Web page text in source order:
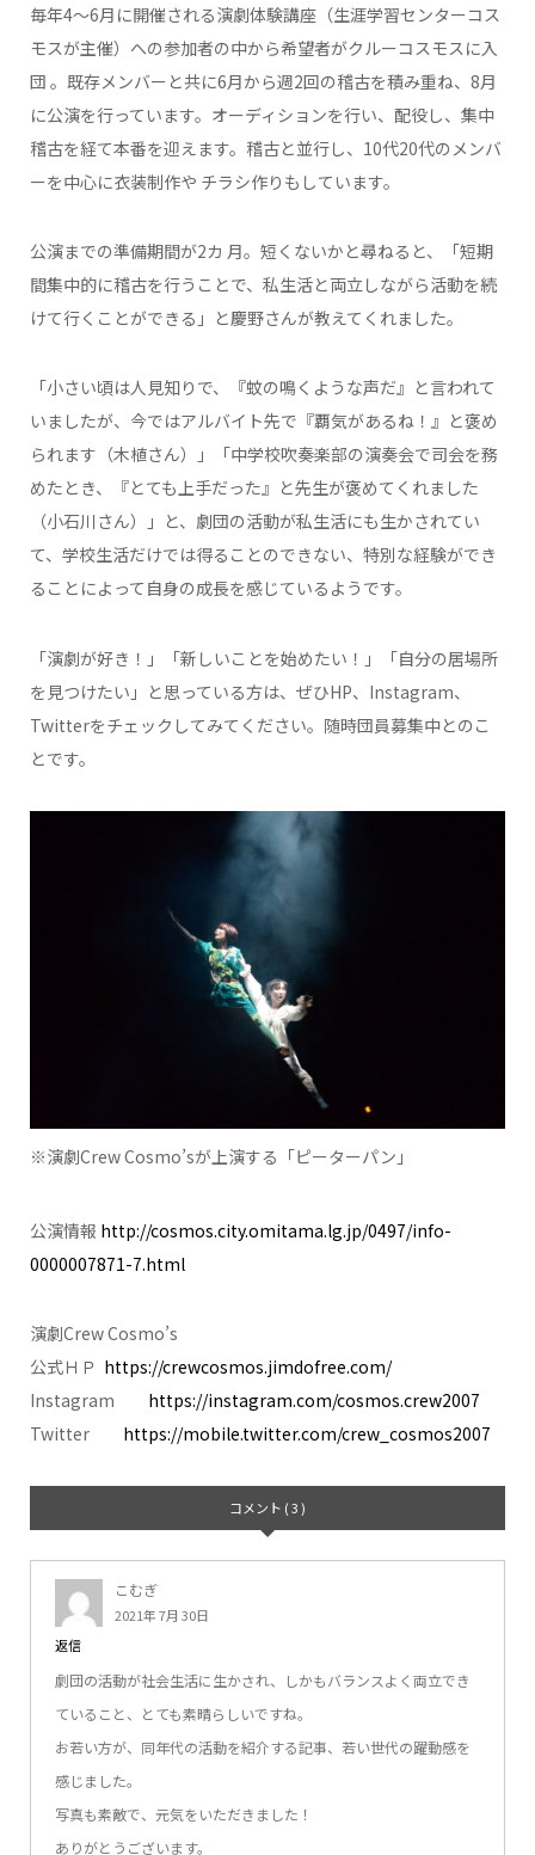
毎年4～6月に開催される演劇体験講座（生涯学習センターコス
モスが主催）への参加者の中から希望者がクルーコスモスに入
団 。既存メンバーと共に6月から週2回の稽古を積み重ね、8月
に公演を行っています。オーディションを行い、配役し、集中
稽古を経て本番を迎えます。稽古と並行し、10代20代のメンバ
ーを中心に衣装制作や チラシ作りもしています。
公演までの準備期間が2カ 月。短くないかと尋ねると、「短期
間集中的に稽古を行うことで、私生活と両立しながら活動を続
けて行くことができる」と慶野さんが教えてくれました。
「小さい頃は人見知りで、『蚊の鳴くような声だ』と言われて
いましたが、今ではアルバイト先で『覇気があるね！』と褒め
られます（木植さん）」「中学校吹奏楽部の演奏会で司会を務
めたとき、『とても上手だった』と先生が褒めてくれました
（小石川さん）」と、劇団の活動が私生活にも生かされてい
て、学校生活だけでは得ることのできない、特別な経験ができ
ることによって自身の成長を感じているようです。
「演劇が好き！」「新しいことを始めたい！」「自分の居場所
を見つけたい」と思っている方は、ぜひHP、Instagram、
Twitterをチェックしてみてください。随時団員募集中とのこ
とです。
※演劇Crew Cosmo’sが上演する「ピーターパン」
公演情報 http://cosmos.city.omitama.lg.jp/0497/info-
0000007871-7.html
演劇Crew Cosmo’s
公式ＨＰ https://crewcosmos.jimdofree.com/
Instagram https://instagram.com/cosmos.crew2007
Twitter https://mobile.twitter.com/crew_cosmos2007
コメント ( 3 )
こむぎ
2021年 7月 30日
返信
劇団の活動が社会生活に生かされ、しかもバランスよく両立でき
ていること、とても素晴らしいですね。
お若い方が、同年代の活動を紹介する記事、若い世代の躍動感を
感じました。
写真も素敵で、元気をいただきました！
ありがとうございます。